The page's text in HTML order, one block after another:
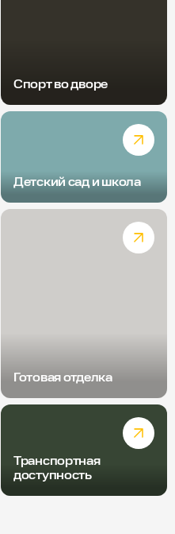
Спорт во дворе
Детский сад и школа
Готовая отделка
Транспортная
доступность